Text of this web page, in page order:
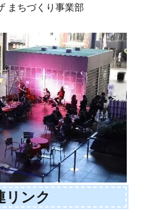
まちづくり事業部
リンク